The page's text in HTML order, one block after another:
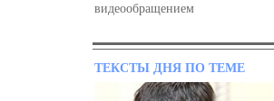
видеообращением
ТЕКСТЫ ДНЯ ПО ТЕМЕ